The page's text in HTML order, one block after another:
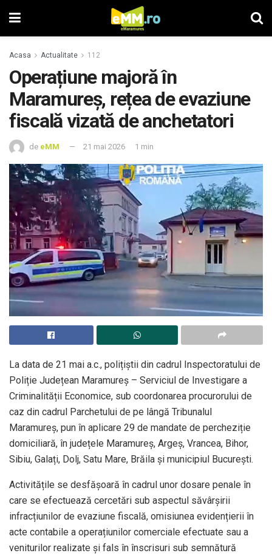
Acasa Actualitate 112
Operațiune majoră în
Maramureș, rețea de evaziune
fiscală vizată de anchetatori
de eMM 21 mai 2026 1 min
La data de 21 mai a.c., polițiștii din cadrul Inspectoratului de
Poliție Județean Maramureș – Serviciul de Investigare a
Criminalității Economice, sub coordonarea procurorului de
caz din cadrul Parchetului de pe lângă Tribunalul
Maramureș, pun în aplicare 29 de mandate de percheziție
domiciliară, în județele Maramureș, Argeș, Vrancea, Bihor,
Sibiu, Galați, Dolj, Satu Mare, Brăila și municipiul București.
Activitățile se desfășoară în cadrul unor dosare penale în
care se efectuează cercetări sub aspectul săvârșirii
infracțiunilor de evaziune fiscală, omisiunea evidențierii în
acte contabile a operațiunilor comerciale efectuate sau a
veniturilor realizate și fals în înscrisuri sub semnătură